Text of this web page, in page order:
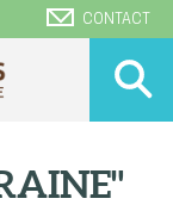
CONTACT